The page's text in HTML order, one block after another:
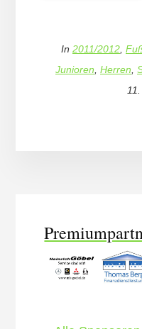
In 2011/2012
Junioren Herren